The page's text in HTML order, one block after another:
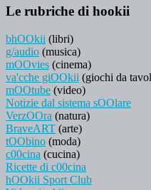
Le rubriche di hookii
bhOOkii (libri)
g/audio (musica)
mOOvies (cinema)
va'cche giOOkii (giochi da
mOOtube (video)
Notizie dal sistema sOOlare
VerzOOra (natura)
BraveART (arte)
tOObino (moda)
c00cina (cucina)
Ricette di c00cina
hOOkii Sport Club